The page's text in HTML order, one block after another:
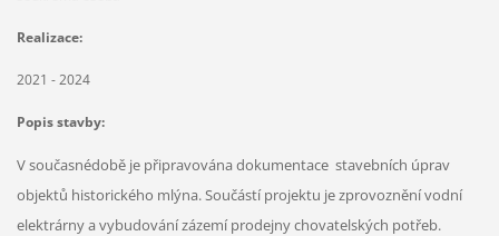
Realizace:
2021 - 2024
Popis stavby:
V současnédobě je připravována dokumentace stavebních úprav
objektů historického mlýna. Součástí projektu je zprovoznění vodní
elektrárny a vybudování zázemí prodejny chovatelských potřeb.